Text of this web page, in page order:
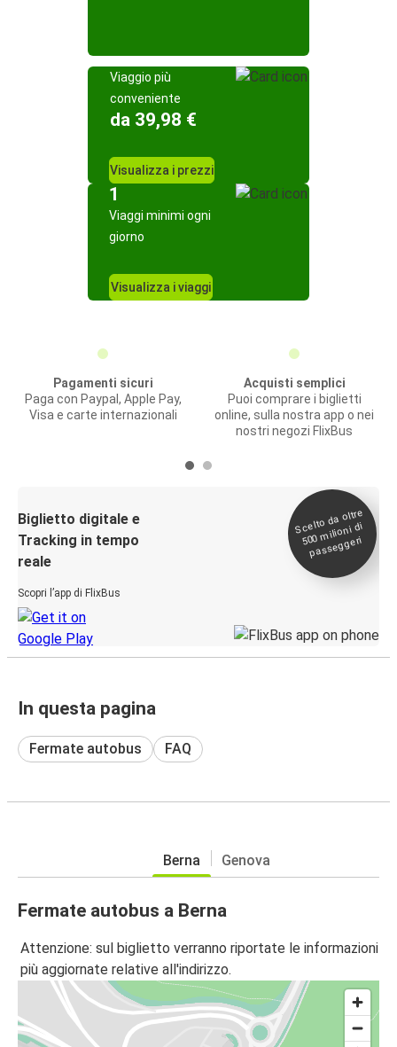
Viaggio più
conveniente
da 39,98 €
Visualizza i prezzi
1
Viaggi minimi ogni
giorno
Visualizza i viaggi
Pagamenti sicuri
Paga con Paypal, Apple Pay,
Visa e carte internazionali
Acquisti semplici
Puoi comprare i biglietti
online, sulla nostra app o nei
nostri negozi FlixBus
Biglietto digitale e
Tracking in tempo
reale
Scopri l’app di FlixBus
Scelto da oltre
500
milioni di
passeggeri
In questa pagina
Fermate autobus FAQ
Berna Genova
Fermate autobus a Berna
Attenzione: sul biglietto verranno riportate le informazioni
più aggiornate relative all'indirizzo.